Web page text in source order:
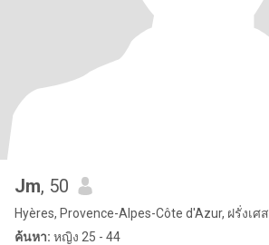
Jm, 50
Hyères, Provence-Alpes-Côte d'Azur, ฝรั่งเศส
ค้นหา: หญิง 25 - 44